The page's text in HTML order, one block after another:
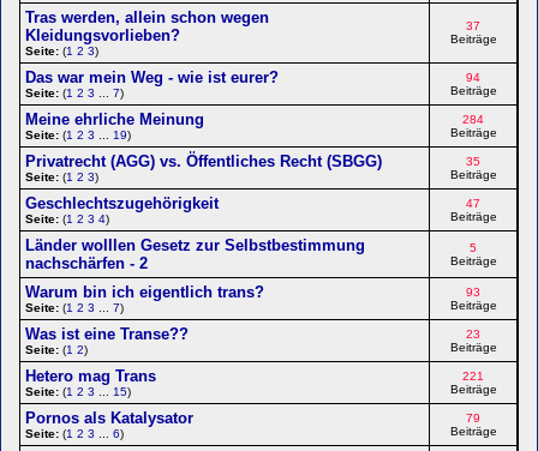
Tras werden, allein schon wegen
Kleidungsvorlieben?
Seite: (1 2 3)
37
Beiträge
Das war mein Weg - wie ist eurer?
Seite: (1 2 3 7)
94
Beiträge
Meine ehrliche Meinung
Seite: (1 2 3 19)
284
Beiträge
Privatrecht (AGG) vs. Öffentliches Recht (SBGG)
Seite: (1 2 3)
35
Beiträge
Geschlechtszugehörigkeit
Seite: (1 2 3 4)
47
Beiträge
Länder wolllen Gesetz zur Selbstbestimmung
nachschärfen - 2
5
Beiträge
Warum bin ich eigentlich trans?
Seite: (1 2 3 7)
93
Beiträge
Was ist eine Transe??
Seite: (1 2)
23
Beiträge
Hetero mag Trans
Seite: (1 2 3 15)
221
Beiträge
Pornos als Katalysator
Seite: (1 2 3 6)
79
Beiträge